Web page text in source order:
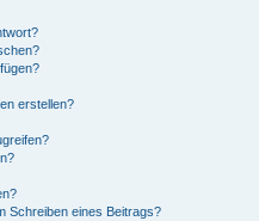
erstellen?
Schreiben eines Beitrags?